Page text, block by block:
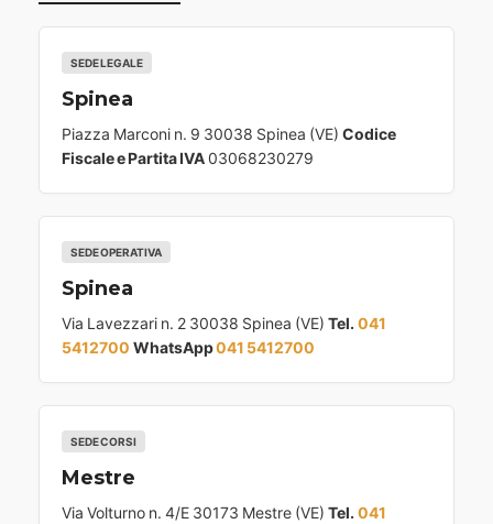
SEDE LEGALE
Spinea
Piazza Marconi n. 9 30038 Spinea (VE) Codice
Fiscale e Partita IVA03068230279
SEDE OPERATIVA
Spinea
Via Lavezzari n. 2 30038 Spinea (VE) Tel. 041
5412700 WhatsApp041 5412700
SEDE CORSI
Mestre
Via Volturno n. 4/E 30173 Mestre (VE) Tel. 041